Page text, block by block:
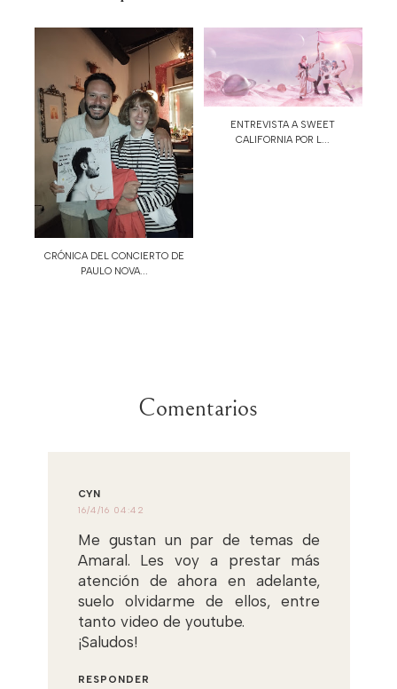
CRÓNICA DEL CONCIERTO DE
PAULO NOVA...
ENTREVISTA A SWEET
CALIFORNIA POR L...
Comentarios
CYN
16/4/16 04:42
Me gustan un par de temas de
Amaral. Les voy a prestar más
atención de ahora en adelante,
suelo olvidarme de ellos, entre
tanto video de youtube.
¡Saludos!
RESPONDER